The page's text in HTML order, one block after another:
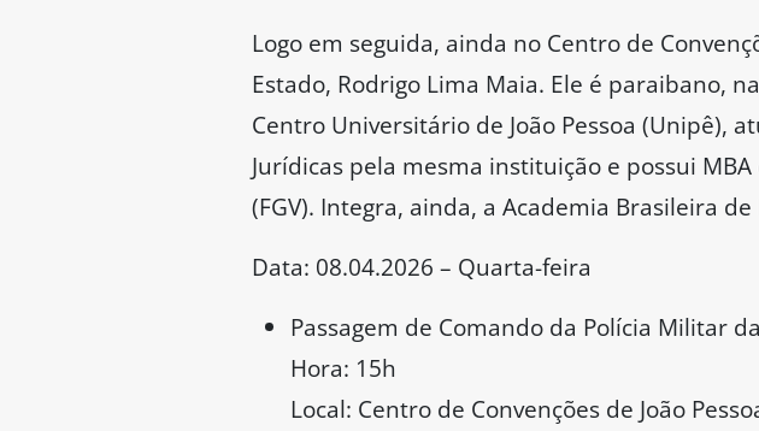
Logo em seguida, ainda no Centro de
Estado, Rodrigo Lima Maia. Ele é paraibano,
Centro Universitário de João Pessoa (Unipê),
Jurídicas pela mesma instituição e possui
(FGV). Integra, ainda, a Academia Brasileira
Data: 08.04.2026 – Quarta-feira
Passagem de Comando da Polícia Militar
Hora: 15h
Local: Centro de Convenções de João